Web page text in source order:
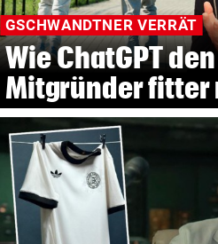
GSCHWANDTNER VERRÄT
Wie ChatGPT
Mitgründer fitter